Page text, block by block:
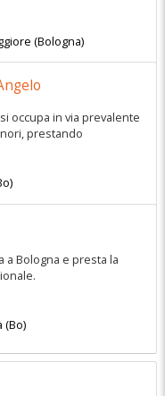
(Bologna)
occupa in via prevalente
prestando
a Bologna e presta la
(Bo)